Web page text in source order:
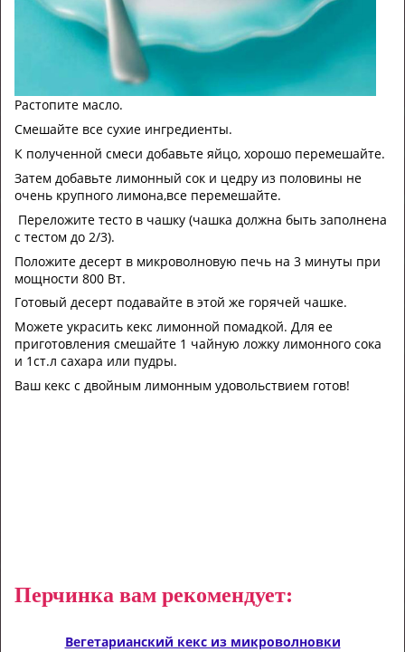
Растопите масло.
Смешайте все сухие ингредиенты.
К полученной смеси добавьте яйцо, хорошо перемешайте.
Затем добавьте лимонный сок и цедру из половины не
очень крупного лимона,все перемешайте.
Переложите тесто в чашку (чашка должна быть заполнена
с тестом до 2/3).
Положите десерт в микроволновую печь на 3 минуты при
мощности 800 Вт.
Готовый десерт подавайте в этой же горячей чашке.
Можете украсить кекс лимонной помадкой. Для ее
приготовления смешайте 1 чайную ложку лимонного сока
и 1ст.л сахара или пудры.
Ваш кекс с двойным лимонным удовольствием готов!
Перчинка вам рекомендует:
Вегетарианский кекс из микроволновки